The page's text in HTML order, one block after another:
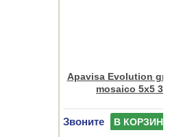
Apavisa Evolution
mosaico 5x5
Звоните В КОРЗИНУ